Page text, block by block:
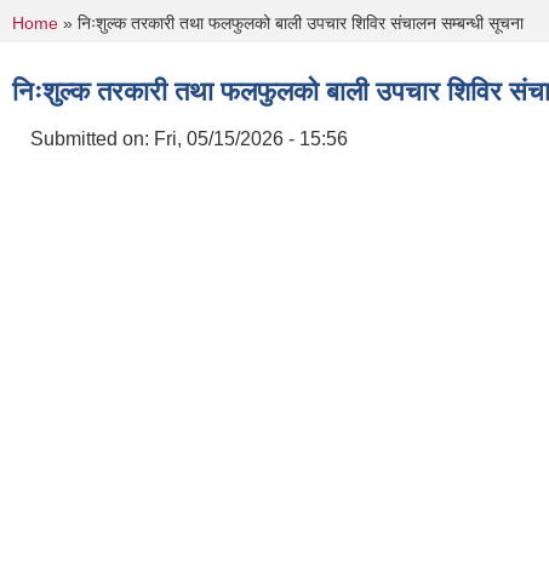
You are here
Home » निःशुल्क तरकारी तथा फलफुलको बाली उपचार शिविर संचालन सम्बन्धी सूचना
निःशुल्क तरकारी तथा फलफुलको बाली उपचार शिविर
Submitted on: Fri, 05/15/2026 - 15:56